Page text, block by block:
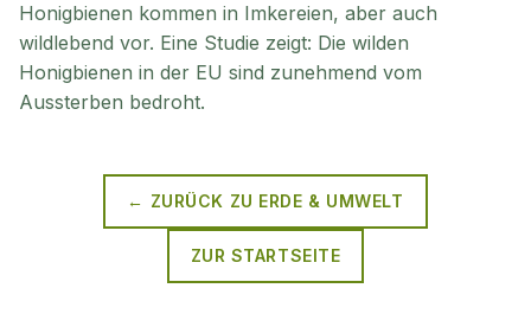
Honigbienen kommen in Imkereien, aber auch
wildlebend vor. Eine Studie zeigt: Die wilden
Honigbienen in der EU sind zunehmend vom
Aussterben bedroht.
← ZURÜCK ZU ERDE & UMWELT
ZUR STARTSEITE